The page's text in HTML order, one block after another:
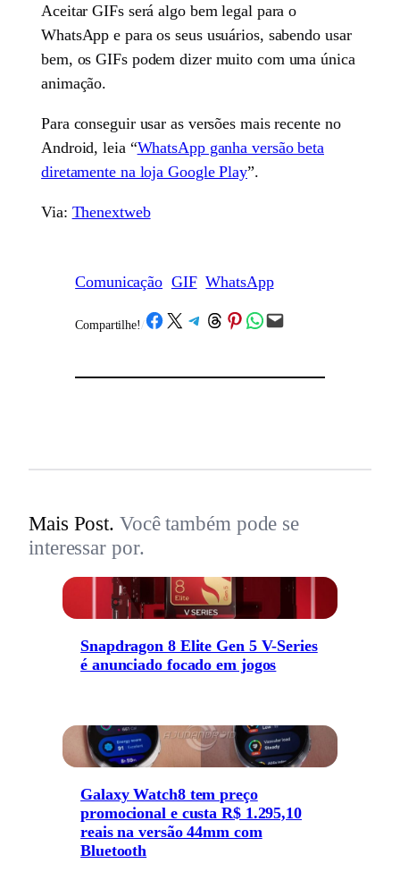
Aceitar GIFs será algo bem legal para o
WhatsApp e para os seus usuários, sabendo usar
bem, os GIFs podem dizer muito com uma única
animação.
Para conseguir usar as versões mais recente no
Android, leia “WhatsApp ganha versão beta
diretamente na loja Google Play”.
Via: Thenextweb
Comunicação GIF WhatsApp
Compartilhe! /Share on Facebook
Share on X Share on Telegram
Share on Threads
Share on Pinterest
Share on WhatsApp
Email this Page
Mais Post. Você também pode se
interessar por.
Snapdragon 8 Elite Gen 5 V-Series
é anunciado focado em jogos
Galaxy Watch8 tem preço
promocional e custa R$ 1.295,10
reais na versão 44mm com
Bluetooth